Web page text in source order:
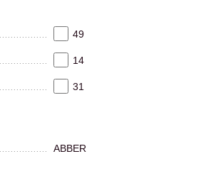
49
14
31
ABBER